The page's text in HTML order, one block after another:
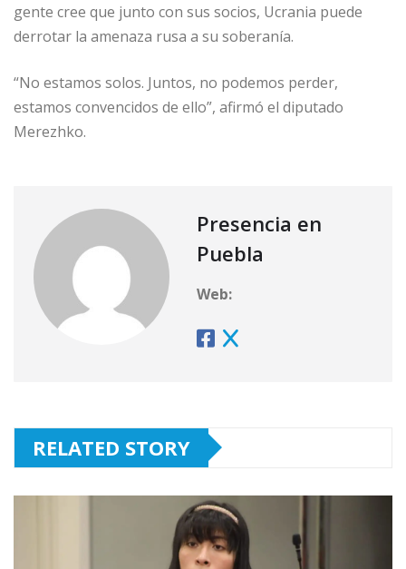
gente cree que junto con sus socios, Ucrania puede
derrotar la amenaza rusa a su soberanía.
“No estamos solos. Juntos, no podemos perder,
estamos convencidos de ello”, afirmó el diputado
Merezhko.
Presencia en
Puebla
Web:
RELATED STORY